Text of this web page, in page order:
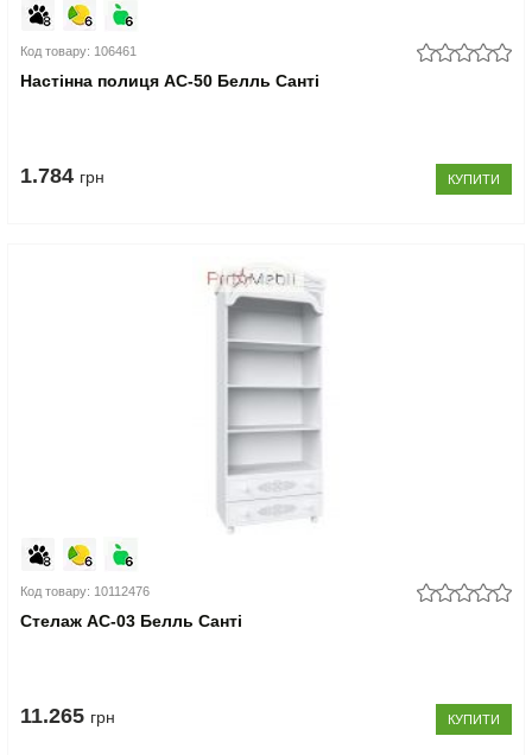
Код товару: 106461
Настінна полиця АС-50 Белль Санті
1.784 грн КУПИТИ
Код товару: 10112476
Стелаж АС-03 Белль Санті
11.265 грн КУПИТИ